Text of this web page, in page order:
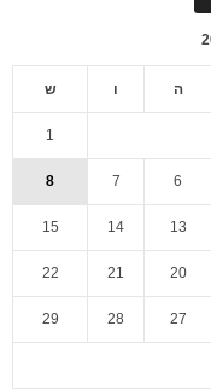
ה ו ש
1
6
7
8
13
14
15
20
21
22
27
28
29